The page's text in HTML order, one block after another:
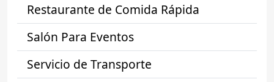
Restaurante de Comida Rápida
Salón Para Eventos
Servicio de Transporte